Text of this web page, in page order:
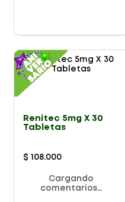
Renitec 5mg X 30
Tabletas
$ 108.000
Cargando
comentarios…